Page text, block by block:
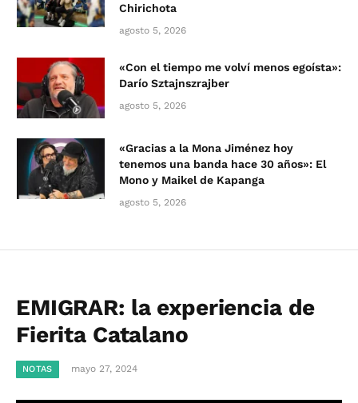
Chirichota
agosto 5, 2026
«Con el tiempo me volví menos egoísta»:
Darío Sztajnszrajber
agosto 5, 2026
«Gracias a la Mona Jiménez hoy
tenemos una banda hace 30 años»: El
Mono y Maikel de Kapanga
agosto 5, 2026
EMIGRAR: la experiencia de
Fierita Catalano
NOTAS mayo 27, 2024